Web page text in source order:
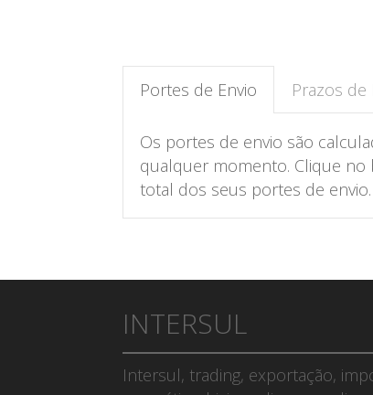
Portes de Envio Prazos de
Os portes de envio são
qualquer momento. Clique
total dos seus portes de envio.
INTERSUL
Intersul, trading, exportação,